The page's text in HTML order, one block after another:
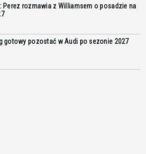
Perez rozmawia z Williamsem o posadzie na
gotowy pozostać w Audi po sezonie 2027